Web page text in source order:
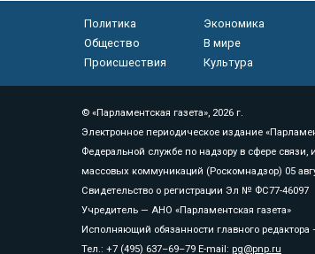
Политика
Экономика
Общество
В мире
Происшествия
Культура
© «Парламентская газета», 2026 г.
Электронное периодическое издание
Федеральной службе по надзору в сфере
массовых коммуникаций (Роскомнадзор) 05
Свидетельство о регистрации Эл № ФС77-46097
Учредитель — АНО «Парламентская газета»
Исполняющий обязанности главного
Тел.: +7 (495) 637–69–79 E-mail: pg@pnp.ru